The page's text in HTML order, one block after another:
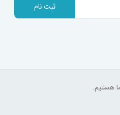
ثبت نام